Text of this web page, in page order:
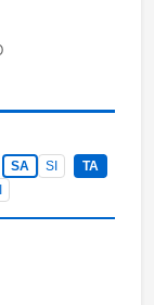
SA SI
TA